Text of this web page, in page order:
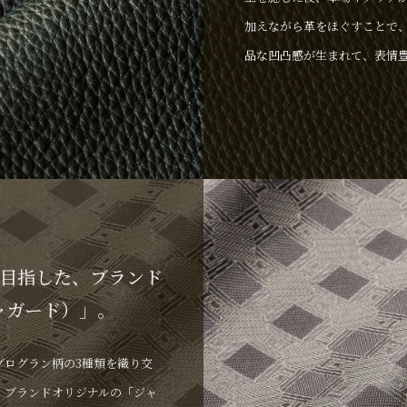
加えながら革をほぐすことで
品な凹凸感が生まれて、表情
な色味の調整にこだわり、ア
のある顔料を表面に薄く吹
の強度を兼ね備えながら、使
いく革が誕生します。
指した、ブランド
ード）」。
グラン柄の3種類を織り交
ランドオリジナルの「ジャ